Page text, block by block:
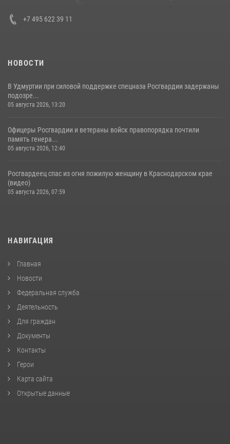
+7 495 622 39 11
НОВОСТИ
В Удмуртии при силовой поддержке спецназа Росгвардии задержаны
подозре...
05 августа 2026, 13:20
Офицеры Росгвардии и ветераны войск правопорядка почтили
память генера...
05 августа 2026, 12:40
Росгвардеец спас из огня пожилую женщину в Краснодарском крае
(видео)
05 августа 2026, 07:59
НАВИГАЦИЯ
Главная
Новости
Федеральная служба
Деятельность
Для граждан
Документы
Контакты
Герои
Карта сайта
Открытые данные